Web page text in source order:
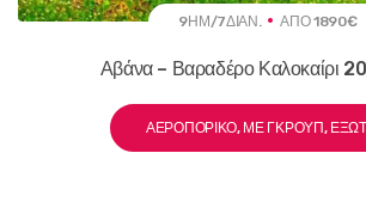
9ΗΜ/7ΔΙΑΝ. ΑΠΌ 1890€
Αβάνα – Βαραδέρο Καλοκαίρι
ΑΕΡΟΠΟΡΙΚΌ, ΜΕ ΓΚΡΟΥΠ,